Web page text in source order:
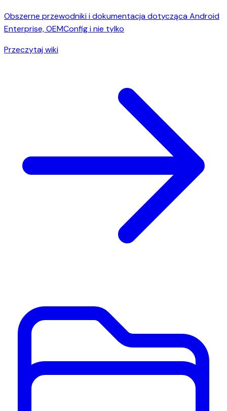
Obszerne przewodniki i dokumentacja dotycząca Android
Enterprise, OEMConfig i nie tylko
Przeczytaj wiki